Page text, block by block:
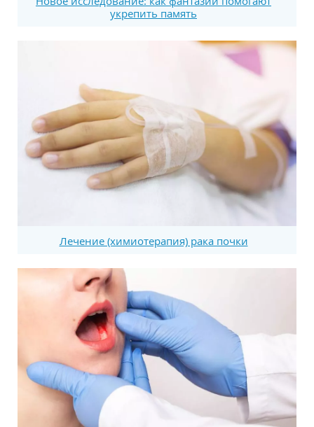
укрепить память
Лечение (химиотерапия) рака почки